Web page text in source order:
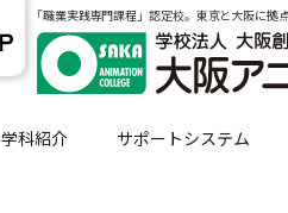
｢職業実践専門課程」認定校。東京と大阪に拠
学科紹介 サポートシステム